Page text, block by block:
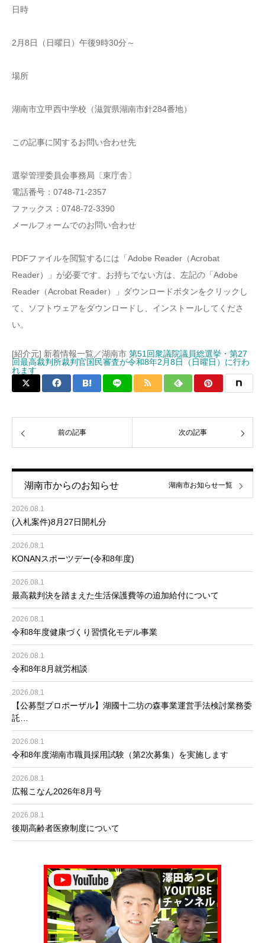
日時
2月8日（日曜日）午後9時30分～
場所
湖南市立甲西中学校（滋賀県湖南市針284番地）
この記事に関するお問い合わせ先
選挙管理委員会事務局〔東庁舎〕
電話番号：0748-71-2357
ファックス：0748-72-3390
メールフォームでのお問い合わせ
PDFファイルを閲覧するには「Adobe Reader（Acrobat
Reader）」が必要です。お持ちでない方は、左記の「Adobe
Reader（Acrobat Reader）」ダウンロードボタンをクリックし
て、ソフトウェアをダウンロードし、インストールしてくださ
い。
[紹介元] 新着情報一覧／湖南市 第51回衆議院議員総選挙・第27
回最高裁判所裁判官国民審査が令和8年2月8日（日曜日）に行わ
れます
前の記事 次の記事
湖南市からのお知らせ
2026.08.1
(入札案件)8月27日開札分
2026.08.1
KONANスポーツデー(令和8年度)
2026.08.1
最高裁判決を踏まえた生活保護費等の追加給付について
2026.08.1
令和8年度健康づくり習慣化モデル事業
2026.08.1
令和8年8月就労相談
2026.08.1
【公募型プロポーザル】湖國十二坊の森事業運営手法検討業務委
託…
2026.08.1
令和8年度湖南市職員採用試験（第2次募集）を実施します
2026.08.1
広報こなん2026年8月号
2026.08.1
後期高齢者医療制度について
湖南市お知らせ一覧